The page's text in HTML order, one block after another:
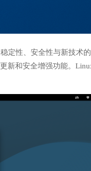
定性、安全性与新技术
新和安全增强功能。